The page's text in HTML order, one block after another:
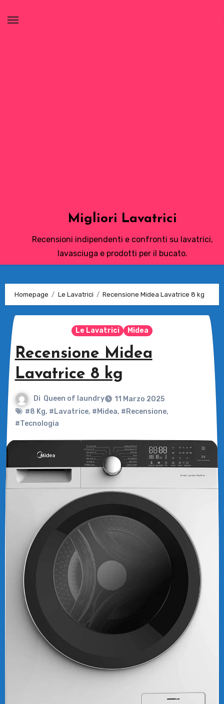
Migliori Lavatrici
Recensioni indipendenti e confronti su lavatrici,
lavasciuga e prodotti per il bucato.
Homepage Le Lavatrici Recensione Midea Lavatrice 8 kg
Le Lavatrici Midea
Recensione Midea
Lavatrice 8 kg
Di Queen of laundry
11 Marzo 2025
#8 Kg, #Lavatrice, #Midea, #Recensione,
#Tecnologia